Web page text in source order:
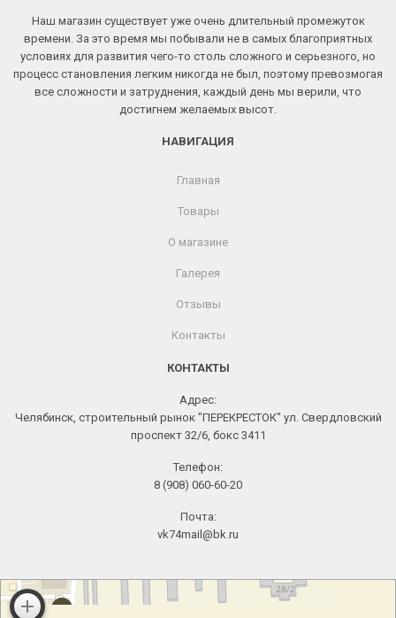
Наш магазин существует уже очень длительный промежуток
времени. За это время мы побывали не в самых благоприятных
условиях для развития чего-то столь сложного и серьезного, но
процесс становления легким никогда не был, поэтому превозмогая
все сложности и затруднения, каждый день мы верили, что
достигнем желаемых высот.
НАВИГАЦИЯ
Главная
Товары
О магазине
Галерея
Отзывы
Контакты
КОНТАКТЫ
Адрес:
Челябинск, строительный рынок "ПЕРЕКРЕСТОК" ул. Свердловский
проспект 32/6, бокс 3411
Телефон:
8 (908) 060-60-20
Почта:
vk74mail@bk.ru